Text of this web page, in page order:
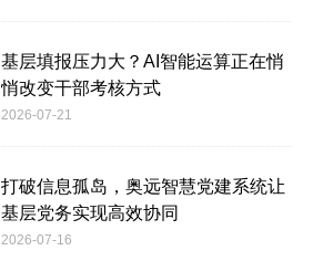
基层填报压力大？AI智能运算正在悄
悄改变干部考核方式
2026-07-21
打破信息孤岛，奥远智慧党建系统让
基层党务实现高效协同
2026-07-16